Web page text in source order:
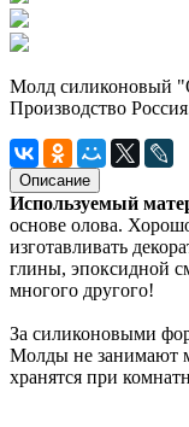
Молд силиконовый
Производство
Описание
Используемый
основе олова.
изготавливать
глины, эпоксидной
многого другого!
За силиконовыми
Молды не занимают
хранятся при